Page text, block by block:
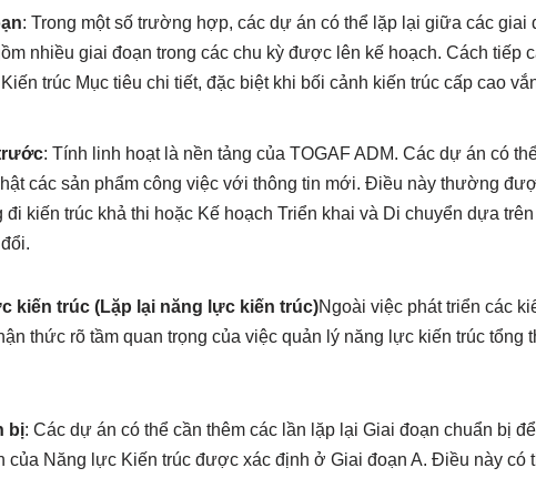
: Trong một số trường hợp, các dự án có thể lặp lại giữa các giai
nhiều giai đoạn trong các chu kỳ được lên kế hoạch. Cách tiếp
trúc Mục tiêu chi tiết, đặc biệt khi bối cảnh kiến trúc cấp cao
: Tính linh hoạt là nền tảng của TOGAF ADM. Các dự án có
các sản phẩm công việc với thông tin mới. Điều này thường
kiến trúc khả thi hoặc Kế hoạch Triển khai và Di chuyển dựa
kiến trúc (Lặp lại năng lực kiến trúc)Ngoài việc phát triển các
thức rõ tầm quan trọng của việc quản lý năng lực kiến trúc tổng
bị: Các dự án có thể cần thêm các lần lặp lại Giai đoạn chuẩn bị
của Năng lực Kiến trúc được xác định ở Giai đoạn A. Điều này có